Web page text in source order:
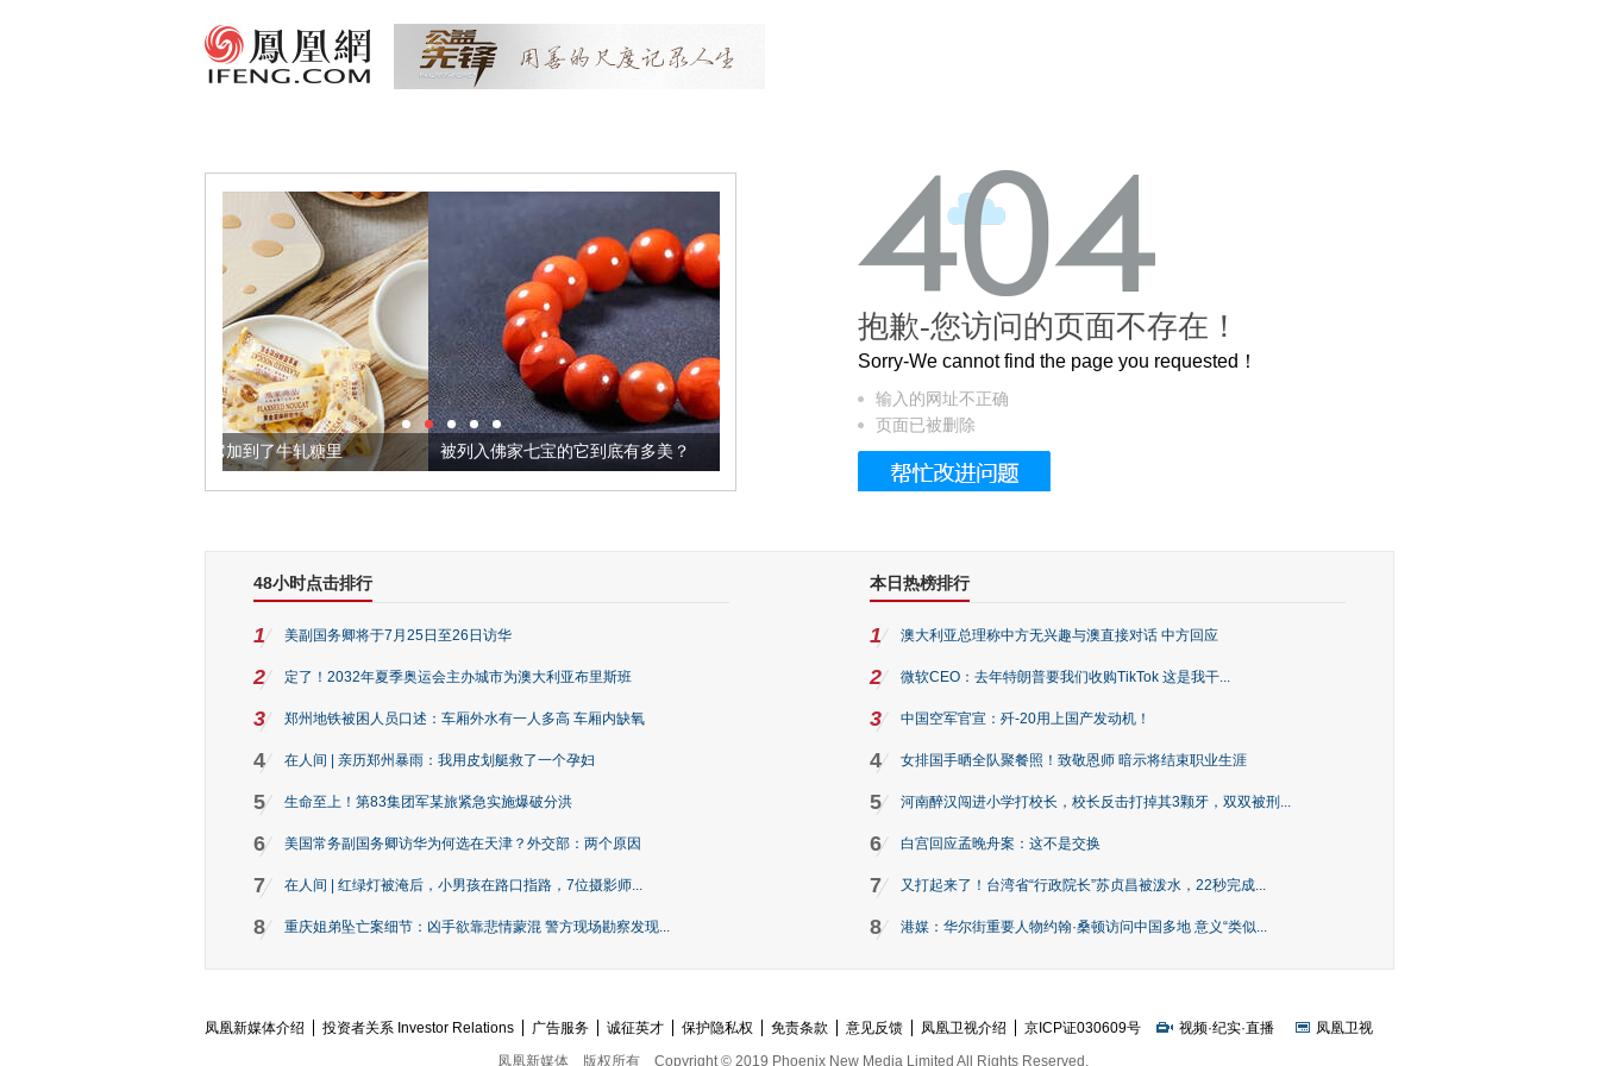
籽，我们把它加到了牛轧糖里 被列入佛家七宝的它到底有多美？ 这个3.2米的长卷，还原了600岁的紫禁城
抱歉-您访问的页面不存在！
Sorry-We cannot find the page you requested！
输入的网址不正确
页面已被删除
48小时点击排行
1 美副国务卿将于7月25日至26日访华
2 定了！2032年夏季奥运会主办城市为澳大利亚布里斯班
3 郑州地铁被困人员口述：车厢外水有一人多高 车厢内缺氧
4 在人间 | 亲历郑州暴雨：我用皮划艇救了一个孕妇
5 生命至上！第83集团军某旅紧急实施爆破分洪
6 美国常务副国务卿访华为何选在天津？外交部：两个原因
7 在人间 | 红绿灯被淹后，小男孩在路口指路，7位摄影师...
8 重庆姐弟坠亡案细节：凶手欲靠悲情蒙混 警方现场勘察发现...
本日热榜排行
1 澳大利亚总理称中方无兴趣与澳直接对话 中方回应
2 微软CEO：去年特朗普要我们收购TikTok 这是我干...
3 中国空军官宣：歼-20用上国产发动机！
4 女排国手晒全队聚餐照！致敬恩师 暗示将结束职业生涯
5 河南醉汉闯进小学打校长，校长反击打掉其3颗牙，双双被刑...
6 白宫回应孟晚舟案：这不是交换
7 又打起来了！台湾省“行政院长”苏贞昌被泼水，22秒完成...
8 港媒：华尔街重要人物约翰·桑顿访问中国多地 意义“类似...
凤凰新媒体介绍 投资者关系 Investor Relations 广告服务 诚征英才 保护隐私权 免责条款 意见反馈 凤凰卫视介绍 京ICP证030609号 视频·纪实·直播
凤凰卫视
凤凰新媒体
版权所有 Copyright © 2019 Phoenix New Media Limited All Rights Reserved.